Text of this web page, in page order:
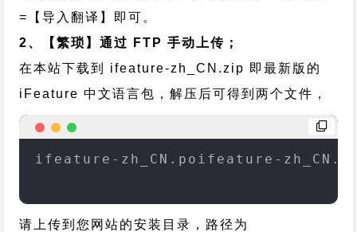
=【导入翻译】即可。
2、【繁琐】通过 FTP 手动上传；
在本站下载到 ifeature-zh_CN.zip 即最新版的
iFeature 中文语言包，解压后可得到两个文件，
ifeature-zh_CN.poifeature-
请上传到您网站的安装目录，路径为